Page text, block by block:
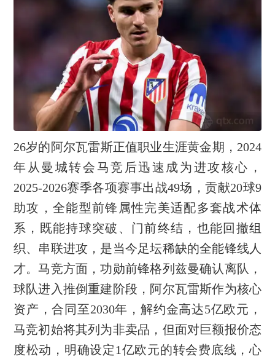
26岁的阿尔瓦雷斯正值职业生涯黄金期，2024
年从曼城转会马竞后迅速成为进攻核心，
2025-2026赛季各项赛事出战49场，贡献20球9
助攻，全能型前锋属性完美适配多套战术体
系，既能持球突破、门前终结，也能回撤组
织、串联进攻，是当今足坛稀缺的全能锋线人
才。马竞方面，功勋前锋格列兹曼确认离队，
球队进入推倒重建阶段，阿尔瓦雷斯作为核心
资产，合同至2030年，解约金高达5亿欧元，
马竞初始将其列为非卖品，但面对巨额报价态
度松动，明确设定1亿欧元的转会费底线，心